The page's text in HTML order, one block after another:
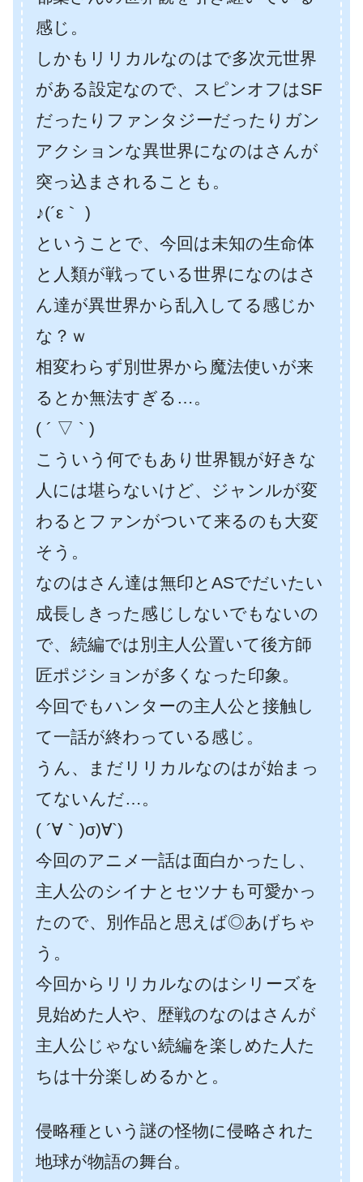
感じ。
しかもリリカルなのはで多次元世界
がある設定なので、スピンオフはSF
だったりファンタジーだったりガン
アクションな異世界になのはさんが
突っ込まされることも。
♪(´ε｀ )
ということで、今回は未知の生命体
と人類が戦っている世界になのはさ
ん達が異世界から乱入してる感じか
な？ｗ
相変わらず別世界から魔法使いが来
るとか無法すぎる…。
( ´ ▽ ` )
こういう何でもあり世界観が好きな
人には堪らないけど、ジャンルが変
わるとファンがついて来るのも大変
そう。
なのはさん達は無印とASでだいたい
成長しきった感じしないでもないの
で、続編では別主人公置いて後方師
匠ポジションが多くなった印象。
今回でもハンターの主人公と接触し
て一話が終わっている感じ。
うん、まだリリカルなのはが始まっ
てないんだ…。
( ´∀｀)σ)∀`)
今回のアニメ一話は面白かったし、
主人公のシイナとセツナも可愛かっ
たので、別作品と思えば◎あげちゃ
う。
今回からリリカルなのはシリーズを
見始めた人や、歴戦のなのはさんが
主人公じゃない続編を楽しめた人た
ちは十分楽しめるかと。
侵略種という謎の怪物に侵略された
地球が物語の舞台。